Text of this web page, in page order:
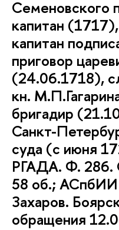
Семеновского
капитан
капитан
приговор
(24.06.1718),
кн.
бригадир
Санкт-
суда (с июня
РГАДА. Ф. 286.
58 об.;
Захаров.
обращения